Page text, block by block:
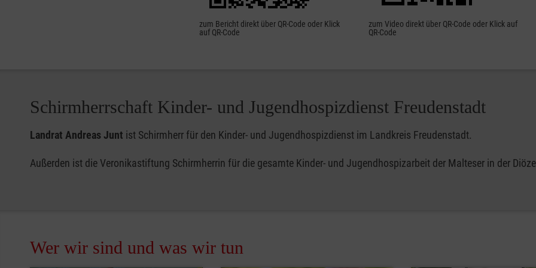
zum Bericht direkt über QR-Code oder Klick
auf QR-Code
zum Video direkt über QR-Code oder Klick auf
QR-Code
Schirmherrschaft Kinder- und Jugendhospizdienst Freudenstadt
Landrat Andreas Junt ist Schirmherr für den Kinder- und Jugendhospizdienst im Landkreis Freudenstadt.
Außerden ist die Veronikastiftung Schirmherrin für die gesamte Kinder- und Jugendhospizarbeit der Malteser in der
Wer wir sind und was wir tun